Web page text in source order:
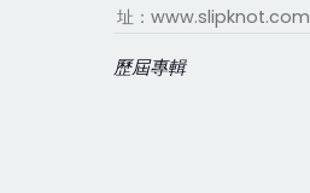
址：www.slipknot.com
歷屆專輯